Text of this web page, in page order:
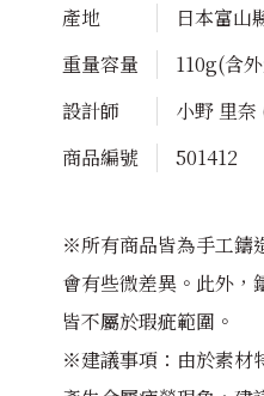
產地
日本富山
重量容量
110g(含
設計師
小野 里
商品編號
501412
※所有商品皆為手工鑄
會有些微差異。此外，
皆不屬於瑕疵範圍。
※建議事項：由於素材